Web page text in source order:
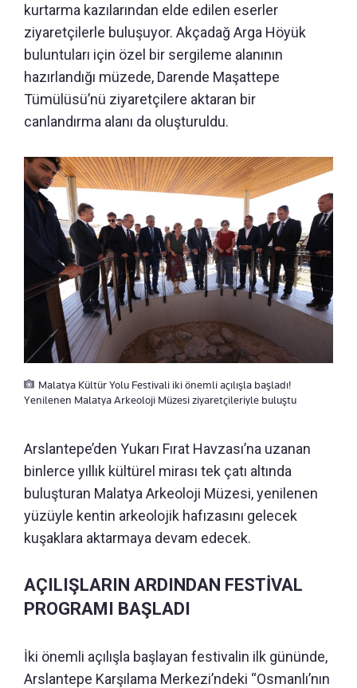
kurtarma kazılarından elde edilen eserler
ziyaretçilerle buluşuyor. Akçadağ Arga Höyük
buluntuları için özel bir sergileme alanının
hazırlandığı müzede, Darende Maşattepe
Tümülüsü’nü ziyaretçilere aktaran bir
canlandırma alanı da oluşturuldu.
Malatya Kültür Yolu Festivali iki önemli açılışla başladı!
Yenilenen Malatya Arkeoloji Müzesi ziyaretçileriyle buluştu
Arslantepe’den Yukarı Fırat Havzası’na uzanan
binlerce yıllık kültürel mirası tek çatı altında
buluşturan Malatya Arkeoloji Müzesi, yenilenen
yüzüyle kentin arkeolojik hafızasını gelecek
kuşaklara aktarmaya devam edecek.
AÇILIŞLARIN ARDINDAN FESTİVAL
PROGRAMI BAŞLADI
İki önemli açılışla başlayan festivalin ilk gününde,
Arslantepe Karşılama Merkezi’ndeki “Osmanlı’nın